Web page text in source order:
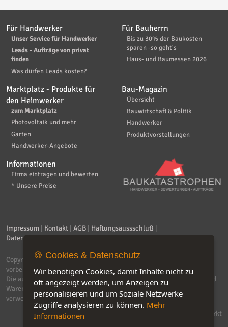
Für Handwerker
Unser Service für Handwerker
Leads - Aufträge von privat
finden
Was dürfen Leads kosten?
Für Bauherrn
Bis zu 30% der Baukosten
sparen -so geht's
Haus- und Baumessen 2026
Marktplatz - Produkte für
den Heimwerker
zum Marktplatz
Photovoltaik und mehr
Garten
Handwerker-Angebote
Bau-Magazin
Übersicht
Bauwirtschaft & Politik
Handwerker
Produktvorstellungen
Informationen
Firma eintragen und bewerten
* Unsere Preise
Impressum Kontakt AGB Haftungsaussschluß
Datenschutzerklärung|FAQ
Copyright © 2026ebiz-consult GmbH & Co. KG
vorbehalten.
Die auf dieser Seite verwendeten Produktbezeichnungen, Namen und
Warenzeichen sind Eigentum der jeweiligen Firmen. Unser Portal
verwendet Affiliat-Links, für dir wir Geld erhalten.
Software by IQ-Markt
🍪 Cookies & Datenschutz
Wir benötigen Cookies, damit Inhalte nicht zu
oft angezeigt werden, um Anzeigen zu
personalisieren und um Soziale Netzwerke
Zugriffe analysieren zu können. Mehr
Informationen